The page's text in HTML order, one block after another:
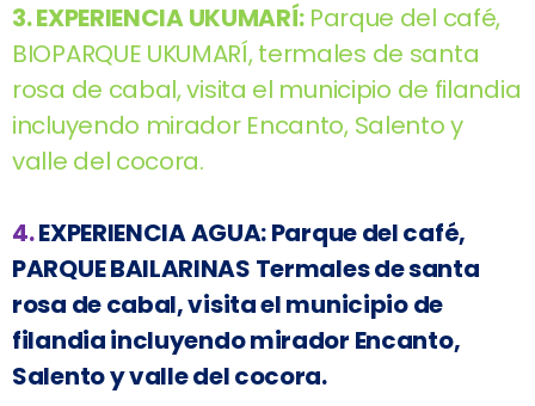
3.EXPERIENCIA UKUMARÍ: Parque del café,
BIOPARQUE UKUMARÍ, termales de santa
rosa de cabal, visita el municipio de filandia
incluyendo mirador Encanto, Salento y
valle del cocora.
4.EXPERIENCIA AGUA:Parque del café,
PARQUE BAILARINAS Termales de santa
rosa de cabal, visita el municipio de
filandia incluyendo mirador Encanto,
Salento y valle del cocora.